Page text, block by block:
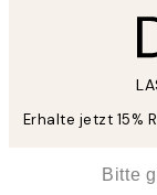
Erhalte jetzt 15%